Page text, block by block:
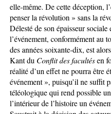
elle-même. De cette déception,
penser la révolution » sans la
Délesté de son épaisseur
l’événement, conformément au
des années soixante-dix, est
Kant du Conflit des facultésen
réalité d’un effet ne pourra être
événement », puisqu’il ne suffit
téléologique qui rend possible
l’intérieur de l’histoire un